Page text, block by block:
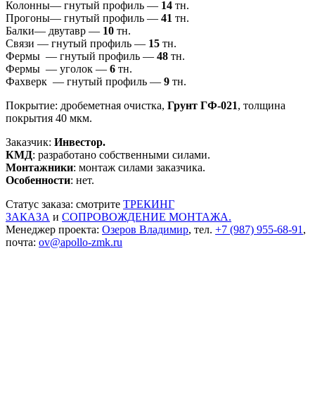
Колонны— гнутый профиль — 14 тн.
Прогоны— гнутый профиль — 41 тн.
Балки— двутавр — 10 тн.
Связи — гнутый профиль — 15 тн.
Фермы — гнутый профиль — 48 тн.
Фермы — уголок — 6 тн.
Фахверк — гнутый профиль — 9 тн.
Покрытие: дробеметная очистка, Грунт ГФ-021, толщина
покрытия 40 мкм.
Заказчик: Инвестор.
КМД: разработано собственными силами.
Монтажники: монтаж силами заказчика.
Особенности: нет.
Статус заказа: смотрите ТРЕКИНГ
ЗАКАЗА и СОПРОВОЖДЕНИЕ МОНТАЖА.
Менеджер проекта: Озеров Владимир, тел. +7 (987) 955-68-91,
почта: ov@apollo-zmk.ru